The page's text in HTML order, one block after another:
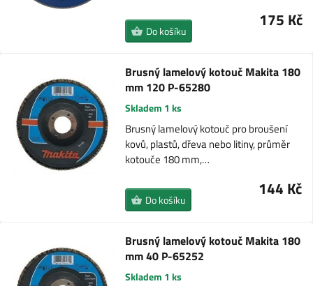
175 Kč
Do košíku
Brusný lamelový kotouč Makita 180
mm 120 P-65280
Skladem 1 ks
Brusný lamelový kotouč pro broušení
kovů, plastů, dřeva nebo litiny, průměr
kotouče 180 mm,…
144 Kč
Do košíku
Brusný lamelový kotouč Makita 180
mm 40 P-65252
Skladem 1 ks